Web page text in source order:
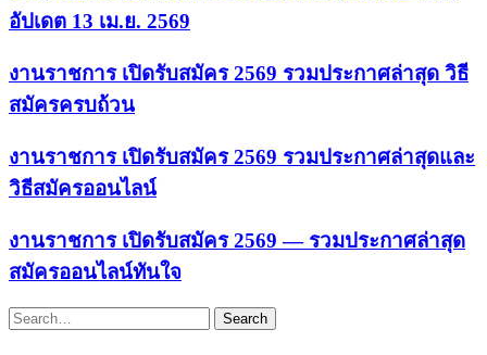
อัปเดต 13 เม.ย. 2569
งานราชการ เปิดรับสมัคร 2569 รวมประกาศล่าสุด วิธี
สมัครครบถ้วน
งานราชการ เปิดรับสมัคร 2569 รวมประกาศล่าสุดและ
วิธีสมัครออนไลน์
งานราชการ เปิดรับสมัคร 2569 — รวมประกาศล่าสุด
สมัครออนไลน์ทันใจ
Search